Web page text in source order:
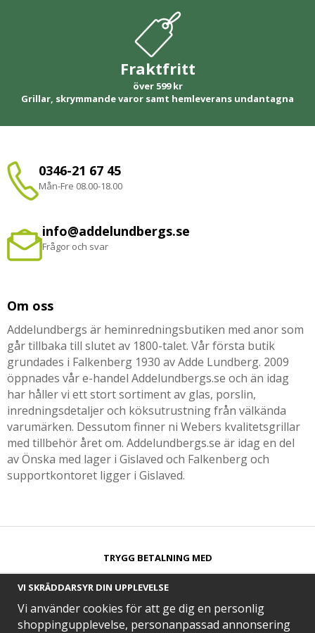
Fraktfritt
över 599 kr
Grillar, skrymmande varor samt hemleverans undantagna
0346-21 67 45
Mån-Fre 08.00-18.00
info@addelundbergs.se
Frågor och svar
Om oss
Addelundbergs är heminredningsbutiken med anor som
går tillbaka till slutet av 1800-talet. Vår första butik
grundades i Falkenberg 1930 av Adde Lundberg. 2009
öppnades vår e-handel Addelundbergs.se och än idag
har håller vi ett stort sortiment av glas, porslin,
inredningsdetaljer och köksutrustning från välkända
varumärken. Dessutom finner ni Webers kvalitetsgrillar
med tillbehör året om. Addelundbergs.se är idag en del
av Önska med lager i Gislaved och Falkenberg och
supportkontoret ligger i Gislaved.
TRYGG BETALNING MED​
VI SKRÄDDARSYR DIN UPPLEVELSE
Vi använder cookies för att ge dig en personlig
shoppingupplevelse, personanpassad annonsering